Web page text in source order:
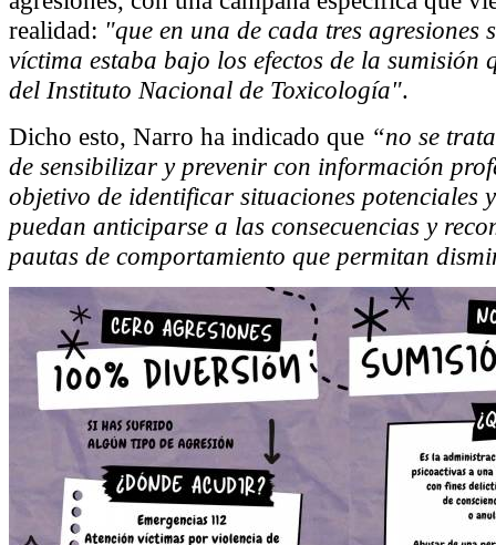
realidad: "que en una de cada tres agresiones
víctima estaba bajo los efectos de la sumisión
del Instituto Nacional de Toxicología".
Dicho esto, Narro ha indicado que “no se
de sensibilizar y prevenir con información
objetivo de identificar situaciones potenciales
puedan anticiparse a las consecuencias y
pautas de comportamiento que permitan